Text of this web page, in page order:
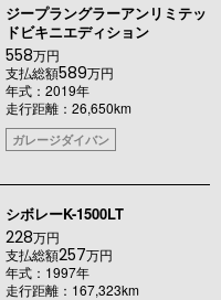
ジープラングラーアンリミテッ
ドビキニエディション
558万円
支払総額589万円
年式：2019年
走行距離：26,650km
ガレージダイバン
シボレーK-1500LT
228万円
支払総額257万円
年式：1997年
走行距離：167,323km